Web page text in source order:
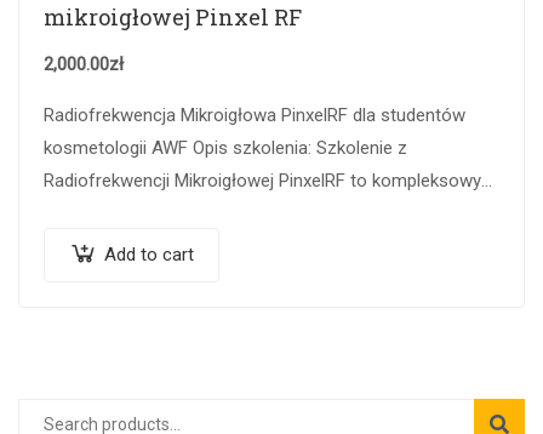
mikroigłowej Pinxel RF
2,000.00zł
Radiofrekwencja Mikroigłowa PinxelRF dla studentów
kosmetologii AWF Opis szkolenia: Szkolenie z
Radiofrekwencji Mikroigłowej PinxelRF to kompleksowy
poszerzyć swoją wiedzę oraz umiejętności w…
Add to cart